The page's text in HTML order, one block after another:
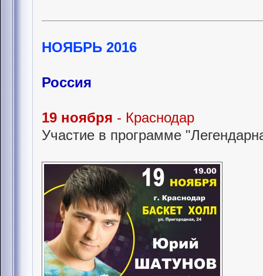
НОЯБРЬ 2016
Россия
19 ноября - Краснодар
Участие в программе